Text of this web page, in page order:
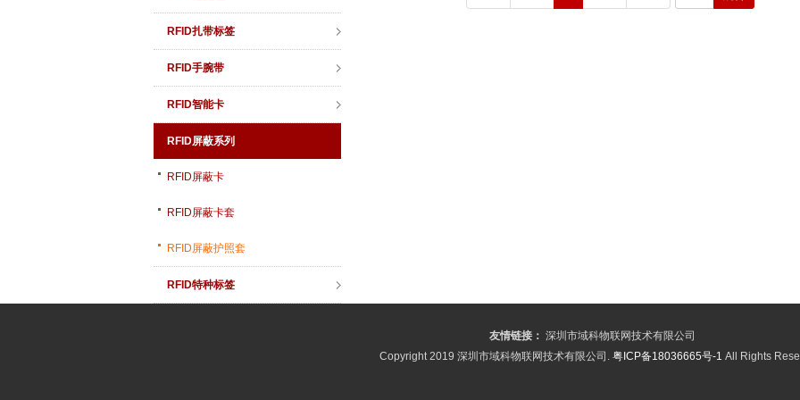
RFID扎带标签
RFID手腕带
RFID智能卡
RFID屏蔽系列
RFID屏蔽卡
RFID屏蔽卡套
RFID屏蔽护照套
RFID特种标签
友情链接： 深圳市域科物联网技术有限公司
Copyright 2019 深圳市域科物联网技术有限公司. 粤ICP备18036665号-1 All Rights